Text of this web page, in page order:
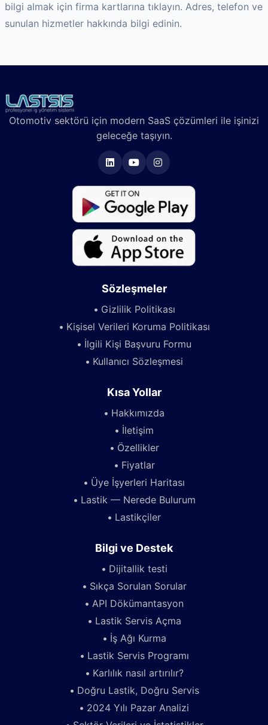
bilgi almak için firma kartlarına tıklayın. Adres, telefon ve
sunulan hizmetler hakkında bilgi edinin.
Otomotiv sektörü için modern SaaS çözümleri ile işinizi
geleceğe taşıyın.
Sözleşmeler
Gizlilik Politikası
Kişisel Verileri Koruma Politikası
İlgili Kişi Başvuru Formu
Kullanıcı Sözleşmesi
Kısa Yollar
Hakkımızda
İletişim
Özellikler
Fiyatlar
Üye İşyerleri Haritası
Lastik — Nerede Bulurum
Lastikçiler
Bilgi ve Destek
Dijitallik testi
Sıkça Sorulan Sorular
API Dökümantasyon
Lastik Servis Açma
İş Ağı Kurma
Lastik Servis Programı
Karlılık nasıl artırılır?
Doğru Lastik, Doğru Servis
2024 Yılı Pazar Analizi